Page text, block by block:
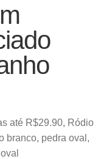
até R$29.90, Ródio
branco, pedra oval ,